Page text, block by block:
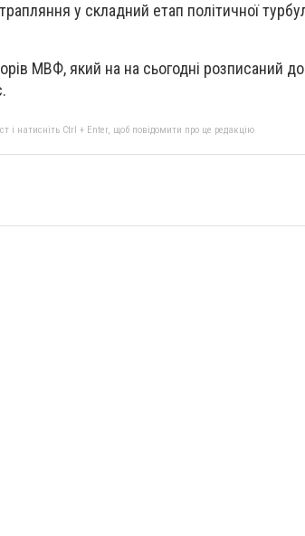
у складний етап політичної
МВФ, який на на сьогодні розписаний
і натисніть Ctrl + Enter, щоб повідомити про це редакцію